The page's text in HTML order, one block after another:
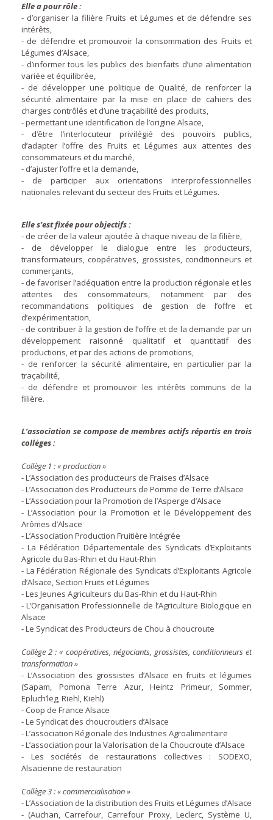
Elle a pour rôle :
- d’organiser la filière Fruits et Légumes et de défendre ses
intérêts,
- de défendre et promouvoir la consommation des Fruits et
Légumes d’Alsace,
- d’informer tous les publics des bienfaits d’une alimentation
variée et équilibrée,
- de développer une politique de Qualité, de renforcer la
sécurité alimentaire par la mise en place de cahiers des
charges contrôlés et d’une traçabilité des produits,
- permettant une identification de l’origine Alsace,
- d’être l’interlocuteur privilégié des pouvoirs publics,
d’adapter l’offre des Fruits et Légumes aux attentes des
consommateurs et du marché,
- d’ajuster l’offre et la demande,
- de participer aux orientations interprofessionnelles
nationales relevant du secteur des Fruits et Légumes.
Elle s’est fixée pour objectifs :
- de créer de la valeur ajoutée à chaque niveau de la filière,
- de développer le dialogue entre les producteurs,
transformateurs, coopératives, grossistes, conditionneurs et
commerçants,
- de favoriser l’adéquation entre la production régionale et les
attentes des consommateurs, notamment par des
recommandations politiques de gestion de l’offre et
d’expérimentation,
- de contribuer à la gestion de l’offre et de la demande par un
développement raisonné qualitatif et quantitatif des
productions, et par des actions de promotions,
- de renforcer la sécurité alimentaire, en particulier par la
traçabilité,
- de défendre et promouvoir les intérêts communs de la
filière.
L’association se compose de membres actifs répartis en trois
collèges :
Collège 1 : « production »
- L’Association des producteurs de Fraises d’Alsace
- L’Association des Producteurs de Pomme de Terre d’Alsace
- L’Association pour la Promotion de l’Asperge d’Alsace
- L’Association pour la Promotion et le Développement des
Arômes d’Alsace
- L’Association Production Fruitière Intégrée
- La Fédération Départementale des Syndicats d’Exploitants
Agricole du Bas-Rhin et du Haut-Rhin
- La Fédération Régionale des Syndicats d’Exploitants Agricole
d’Alsace, Section Fruits et Légumes
- Les Jeunes Agriculteurs du Bas-Rhin et du Haut-Rhin
- L’Organisation Professionnelle de l’Agriculture Biologique en
Alsace
- Le Syndicat des Producteurs de Chou à choucroute
Collège 2 : « coopératives, négociants, grossistes, conditionneurs et
transformation »
- L’Association des grossistes d’Alsace en fruits et légumes
(Sapam, Pomona Terre Azur, Heintz Primeur, Sommer,
Epluch’leg, Riehl, Kiehl)
- Coop de France Alsace
- Le Syndicat des choucroutiers d’Alsace
- L’association Régionale des Industries Agroalimentaire
- L’association pour la Valorisation de la Choucroute d’Alsace
- Les sociétés de restaurations collectives : SODEXO,
Alsacienne de restauration
Collège 3 : « commercialisation »
- L’Association de la distribution des Fruits et Légumes d’Alsace
- (Auchan, Carrefour, Carrefour Proxy, Leclerc, Système U,